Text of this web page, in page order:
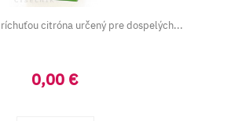
citróna určený pre dospelých...
0,00 €